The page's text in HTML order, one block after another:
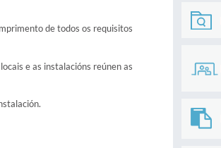
de todos os requisitos
e as instalacións reúnen as